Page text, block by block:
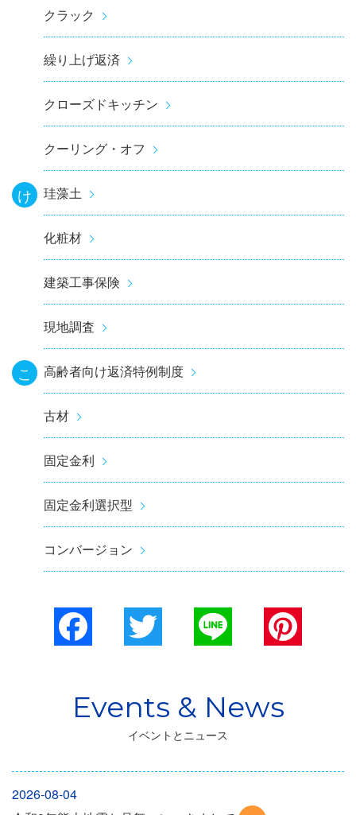
クラック
繰り上げ返済
クローズドキッチン
クーリング・オフ
け 珪藻土
化粧材
建築工事保険
現地調査
こ 高齢者向け返済特例制度
古材
固定金利
固定金利選択型
コンバージョン
Facebook
イベントとニュース
2026-08-04